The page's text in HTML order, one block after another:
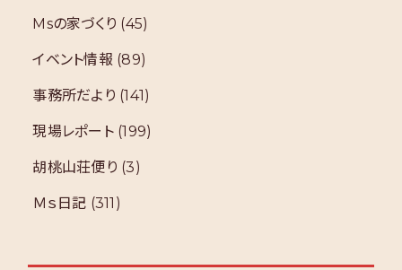
Msの家づくり (45)
イベント情報 (89)
事務所だより (141)
現場レポート(199)
胡桃山荘便り (3)
Ｍｓ日記 (311)